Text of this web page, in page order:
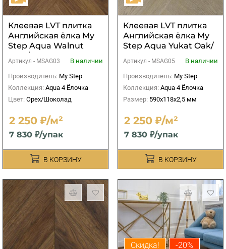
Клеевая LVT плитка
Английская ёлка My
Step Aqua Walnut
MSAG03
Артикул - MSAG03
В наличии
Производитель: My Step
Коллекция: Aqua 4 Ёлочка
Цвет: Орех/Шоколад
2 250 ₽/м²
7 830 ₽/упак
В КОРЗИНУ
Клеевая LVT плитка
Английская ёлка My
Step Aqua Yukat Oak/
Артикул - MSAG05
В наличии
Производитель: My Step
Коллекция: Aqua 4 Ёлочка
Размер: 590х118х2,5 мм
2 250 ₽/м²
7 830 ₽/упак
В КОРЗИНУ
Скидка! -20%